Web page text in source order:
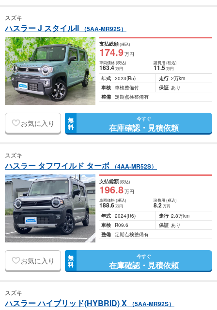
スズキ
ハスラー J スタイルII （5AA-MR92S）
支払総額(税込)
174.9万円
車両価格(税込)
163.4万円
諸費用 (税込)
11.5 万円
年式 2023(R5) 走行 2万km
車検 車検整備付 保証 あり
整備 定期点検整備有
お気に入り 無
料
今すぐ
在庫確認・見積依頼
スズキ
ハスラー タフワイルド ターボ （4AA-MR52S）
支払総額(税込)
196.8万円
車両価格(税込)
188.6万円
諸費用 (税込)
8.2 万円
年式 2024(R6) 走行 2.8万km
車検
R09.6 保証 あり
整備 定期点検整備有
お気に入り 無
料
今すぐ
在庫確認・見積依頼
スズキ
ハスラー ハイブリッド(HYBRID) X （5AA-MR92S）